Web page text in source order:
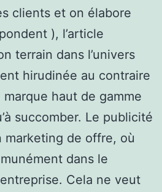
clients et on élabore
), l’article
terrain dans l’univers
hirudinée au contraire
marque haut de gamme
succomber. Le publicité
marketing de offre, où
dans le
Cela ne veut